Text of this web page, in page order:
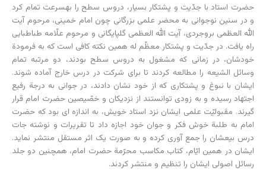
حضرت استاد با جدّیت و پشتکار بسیار، دروس سطح را به‏سرعت تمام کرد
و در سنین نوجوانی به محضر علمی بزرگانی چون امام خمینی، مرحوم آیت
الله العظمی بروجردی، آیت الله العظمی گلپایگانی و مرحوم علّامه طباطبایی
راه یافت. در جدّیت و پشتکار معظّم له همین نکته کافی است که به فرمودة
خودشان، در زمانی که مشغول به دروس سطح بودند، دو مرتبه تمام
وسائل الشیعه را مطالعه کردند تا برای شرکت در درس خارج آماده شوند.
ایشان با نبوغ و پشتکاری که از خود نشان دادند، در جوانی به درجة رفیع
اجتهاد رسیده و به زودی توانستند از نزدیکان و خصّیصین حضرت امام قرار
گیرند. مقبولیّت علمی ایشان نزد استاد خویش، به اندازه ای بود که حضرت
امام به طلبة خوش فکر و جوان خود اجازه داد تا تقریرات و نوشته جات
درس بیعشان را جمع آوری کرده و به صورت یک اثر مستقل منتشر نماید.
ایشان در همین ایّام، کتاب مکاسب محرّمة حضرت امام، همچنین دو جلد
رسائل اصولی ایشان را تنظیم و منتشر کردند.